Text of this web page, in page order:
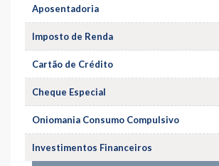
Aposentadoria
Imposto de Renda
Cartão de Crédito
Cheque Especial
Oniomania Consumo Compulsivo
Investimentos Financeiros